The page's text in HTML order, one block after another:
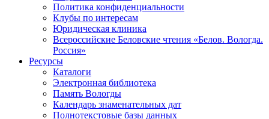
Политика конфиденциальности
Клубы по интересам
Юридическая клиника
Всероссийские Беловские чтения «Белов. Вологда.
Россия»
Ресурсы
Каталоги
Электронная библиотека
Память Вологды
Календарь знаменательных дат
Полнотекстовые базы данных